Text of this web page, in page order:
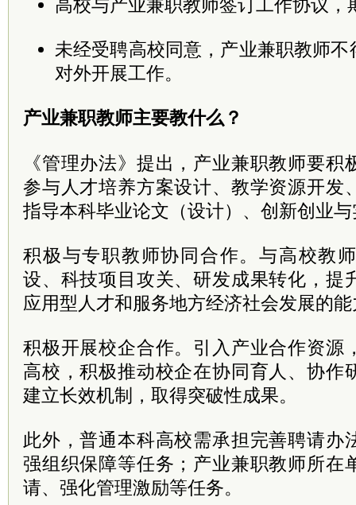
高校与产业兼职教师签订工作协议，
未经受聘高校同意，产业兼职教师
对外开展工作。
产业兼职教师主要教什么？
《管理办法》提出，产业兼职教师要
参与人才培养方案设计、教学资源开发
指导本科毕业论文（设计）、创新创业
积极与专职教师协同合作。与高校教
设、科技项目攻关、研发成果转化，提
应用型人才和服务地方经济社会发展的
积极开展校企合作。引入产业合作资源
高校，积极推动校企在协同育人、协作
建立长效机制，取得突破性成果。
此外，普通本科高校需承担完善聘请办
强组织保障等任务；产业兼职教师所在
请、强化管理激励等任务。